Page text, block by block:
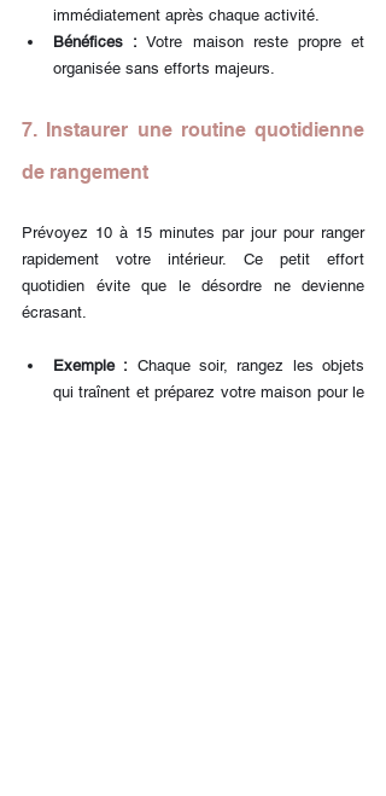
immédiatement après chaque activité.
Bénéfices : Votre maison reste propre et
organisée sans efforts majeurs.
7. Instaurer une routine quotidienne
de rangement
Prévoyez 10 à 15 minutes par jour pour ranger
rapidement votre intérieur. Ce petit effort
quotidien évite que le désordre ne devienne
écrasant.
Exemple : Chaque soir, rangez les objets
qui traînent et préparez votre maison pour le